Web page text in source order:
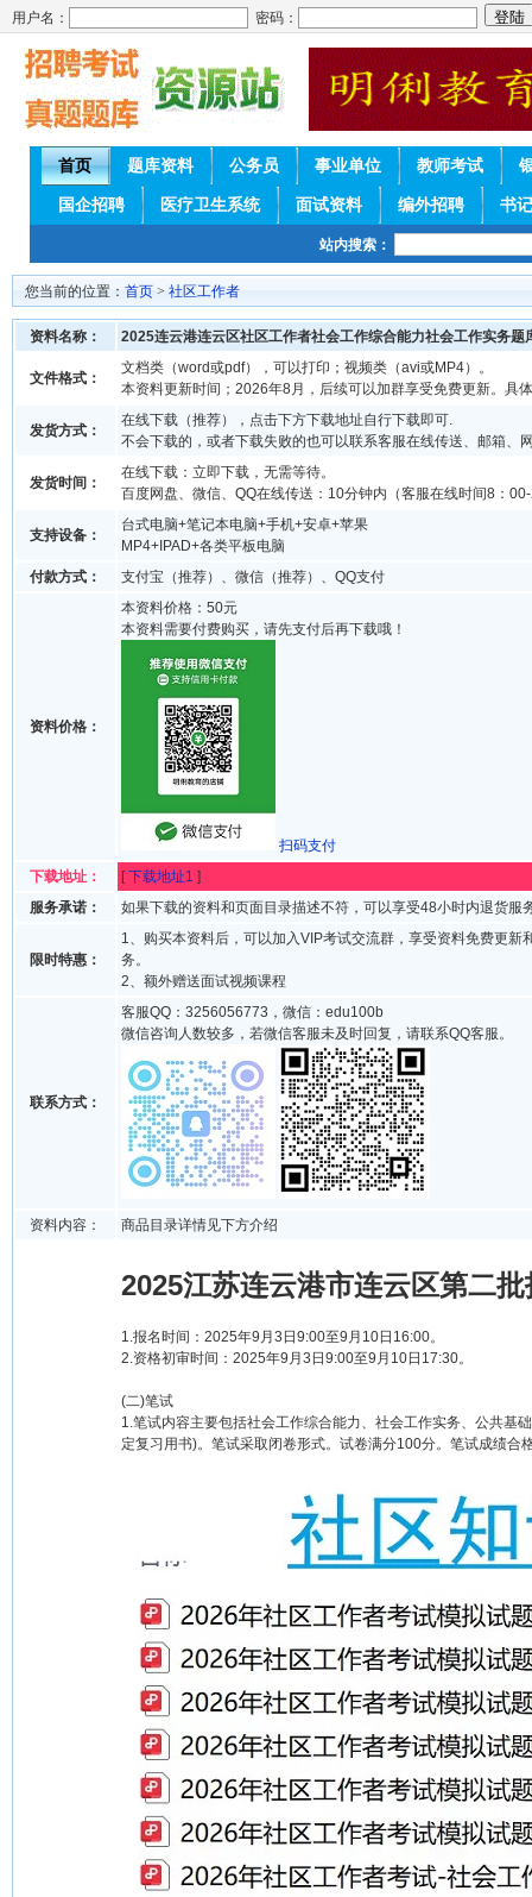
用户名： 密码：
首页 题库资料 公务员 事业单位 教师考试
国企招聘 医疗卫生系统 面试资料 编外招聘 书
站内搜索：
您当前的位置： 首页 > 社区工作者
资料名称： 2025连云港连云区社区工作者社会工作综合能力社会工作实务题
文件格式：
文档类（word或pdf），可以打印；视频类（avi或MP4）。
本资料更新时间；2026年8月，后续可以加群享受免费更新。具
发货方式：
在线下载（推荐），点击下方下载地址自行下载即可.
不会下载的，或者下载失败的也可以联系客服在线传送、邮箱、
发货时间：
在线下载：立即下载，无需等待。
百度网盘、微信、QQ在线传送：10分钟内（客服在线时间8：
支持设备：
台式电脑+笔记本电脑+手机+安卓+苹果
MP4+IPAD+各类平板电脑
付款方式：
支付宝（推荐）、微信（推荐）、QQ支付
资料价格：
本资料价格：50元
本资料需要付费购买，请先支付后再下载哦！
扫码支付
下载地址：
[下载地址1 ]
服务承诺：
如果下载的资料和页面目录描述不符，可以享受48小时内退货服
限时特惠：
1、购买本资料后，可以加入VIP考试交流群，享受资料免费更新
务。
2、额外赠送面试视频课程
联系方式：
客服QQ：3256056773，微信：edu100b
微信咨询人数较多，若微信客服未及时回复，请联系QQ客服。
资料内容： 商品目录详情见下方介绍
2025江苏连云港市连云区第二
1.报名时间：2025年9月3日9:00至9月10日16:00。
2.资格初审时间：2025年9月3日9:00至9月10日17:30。
(二)笔试
1.笔试内容主要包括社会工作综合能力、社会工作实务、公共基
定复习用书)。笔试采取闭卷形式。试卷满分100分。笔试成绩合